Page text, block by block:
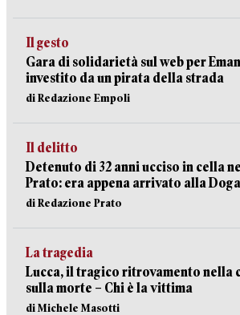
Il gesto
Gara di solidarietà sul web per
investito da un pirata della strada
di Redazione Empoli
Il delitto
Detenuto di 32 anni ucciso in cella
Prato: era appena arrivato alla
di Redazione Prato
La tragedia
Lucca, il tragico ritrovamento nella
sulla morte – Chi è la vittima
di Michele Masotti